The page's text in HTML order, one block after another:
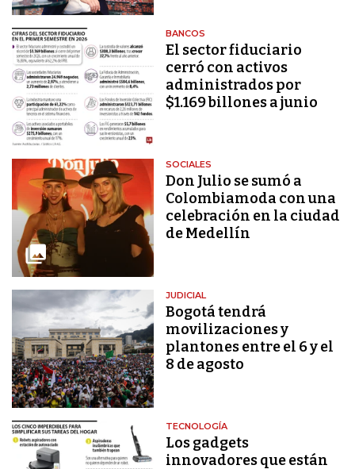
BANCOS
El sector fiduciario
cerró con activos
administrados por
$1.169 billones a junio
SOCIALES
Don Julio se sumó a
Colombiamoda con una
celebración en la ciudad
de Medellín
JUDICIAL
Bogotá tendrá
movilizaciones y
plantones entre el 6 y el
8 de agosto
TECNOLOGÍA
Los gadgets
innovadores que están